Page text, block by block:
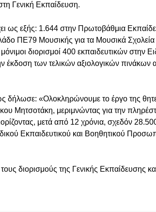
Γενική Εκπαίδευση.
ως εξής: 1.644 στην Πρωτοβάθμια
ΠΕ79 Μουσικής για τα Μουσικά Σχολεία
διορισμοί 400 εκπαιδευτικών στην
έκδοση των τελικών αξιολογικών
δήλωσε: «Ολοκληρώνουμε το έργο της
Μητσοτάκη, μεριμνώντας για την
μετά από 12 χρόνια, σχεδόν
Εκπαιδευτικού και Βοηθητικού
διορισμούς της Γενικής Εκπαίδευσης